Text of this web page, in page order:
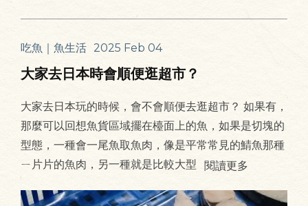
吃魚｜魚生活 2025 Feb 04
大家去日本時會順便逛超市？
大家去日本玩的時候，會不會順便去逛超市？ 如果有，
那麼可以回想魚貨區域擺在檯面上的魚，如果是切塊的
型態，一種會一尾魚取魚肉，像是平常常見的鯖魚那種
ㄧ片片的魚肉，另一種就是比較大型 閱讀更多